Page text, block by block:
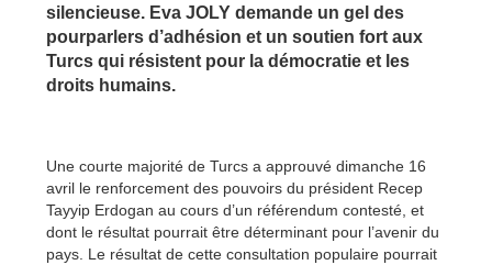
silencieuse. Eva JOLY demande un gel des
pourparlers d’adhésion et un soutien fort aux
Turcs qui résistent pour la démocratie et les
droits humains.
Une courte majorité de Turcs a approuvé dimanche 16
avril le renforcement des pouvoirs du président Recep
Tayyip Erdogan au cours d’un référendum contesté, et
dont le résultat pourrait être déterminant pour l’avenir du
pays. Le résultat de cette consultation populaire pourrait